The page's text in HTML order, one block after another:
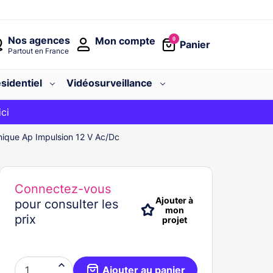
Nos agences
Partout en France
0
Panier
Mon compte
Vidéosurveillance
le code
Ap Impulsion 12 V Ac/Dc
Connectez-vous
pour consulter les
prix
Ajouter à
mon
projet
 Ajouter au panier